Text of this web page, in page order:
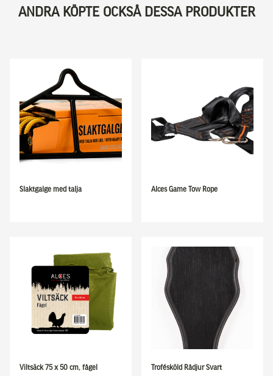
ANDRA KÖPTE OCKSÅ DESSA PRODUKTER
Slaktgalge med talja Alces Game Tow Rope
Viltsäck 75 x 50 cm, fågel Trofésköld Rådjur Svart